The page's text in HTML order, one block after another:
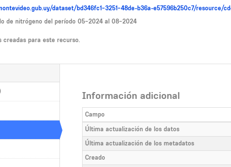
dataset/bd346fc1-3251-48de-b36a-e57596b250c7/resource/
de nitrógeno del período 05-2024 al 08-2024
creadas para este recurso.
Información adicional
Campo
Última actualización de los datos
Última actualización de los metadatos
Creado